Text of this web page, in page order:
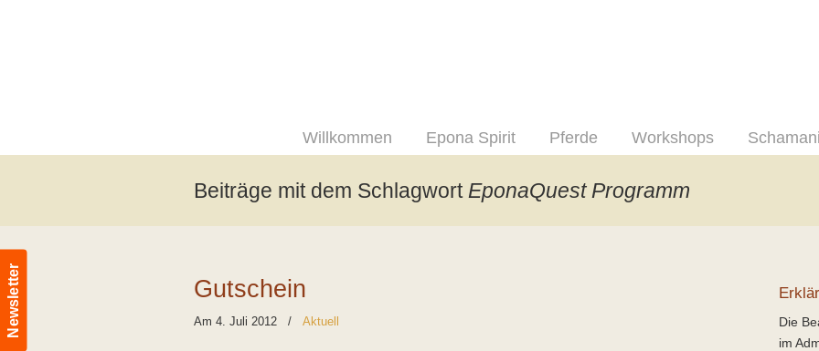
Newsletter
Willkommen Epona Spirit Pferde Workshops
Beiträge mit dem Schlagwort EponaQuest Programm
Gutschein
Am 4. Juli 2012 / Aktuell
Die
im